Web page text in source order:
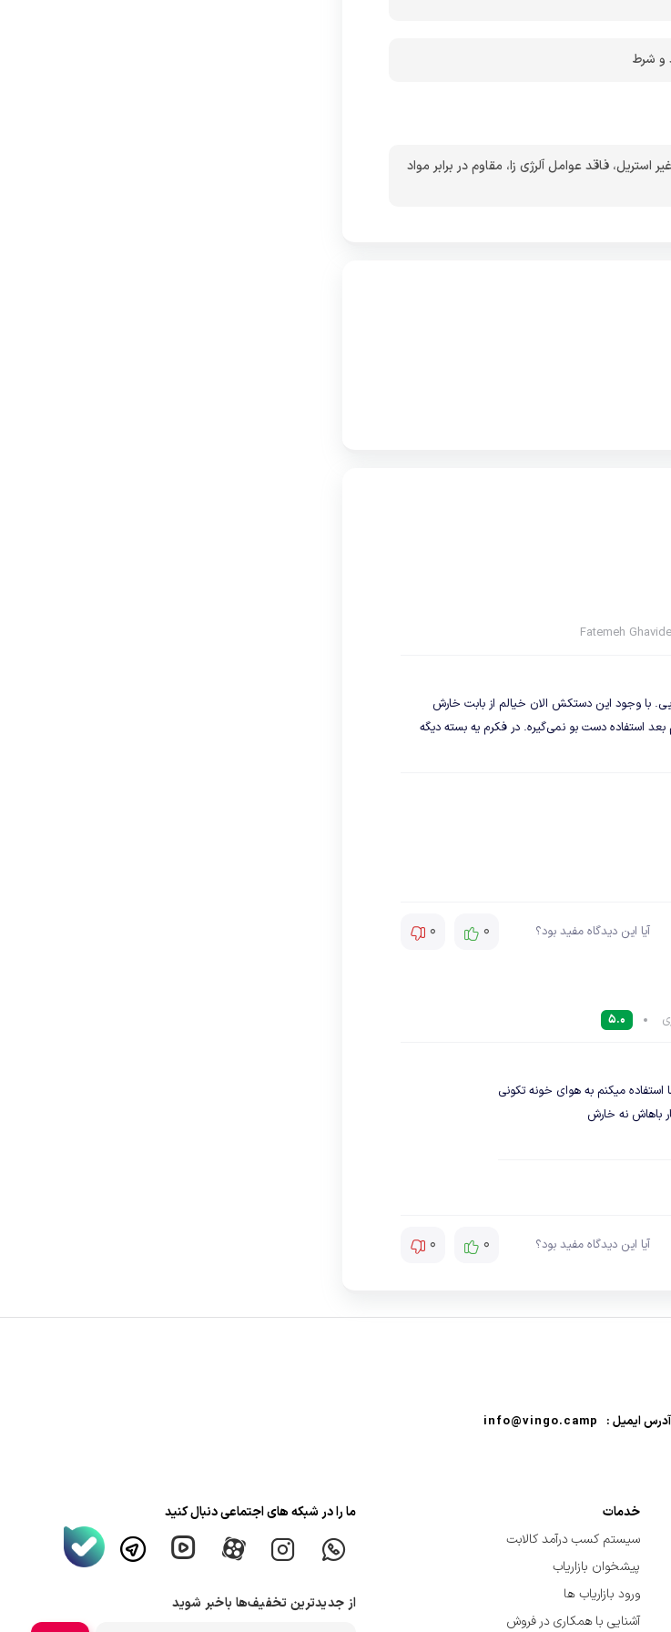
هم از نظر رعایت بهداشت و هم از نظر صرفه
مانند حلال‌های چربی و روغن داشته و به‌غیر استریل،فاقد عوامل آلرژی زا، مقاوم در برابر مواد
Fatemeh
با وجود این دستکش الان خیالم از بابت خارش
استفاده دست بو نمی‌گیره. در فکرم یه بسته دیگه
آیا این دیدگاه مفید بود؟ 0
0
5.0
میکنم به هوای خونه تکونی
باهاش نه خارش
آیا این دیدگاه مفید بود؟ 0
0
آدرس ایمیل : info@vingo.camp
خدمات
سیستم کسب درآمد کالابت
پیشخوان بازاریاب
ورود بازاریاب ها
آشنایی با همکاری در فروش
ما را در شبکه های اجتماعی دنبال کنید
از جدیدترین تخفیف‌ها باخبر شوید